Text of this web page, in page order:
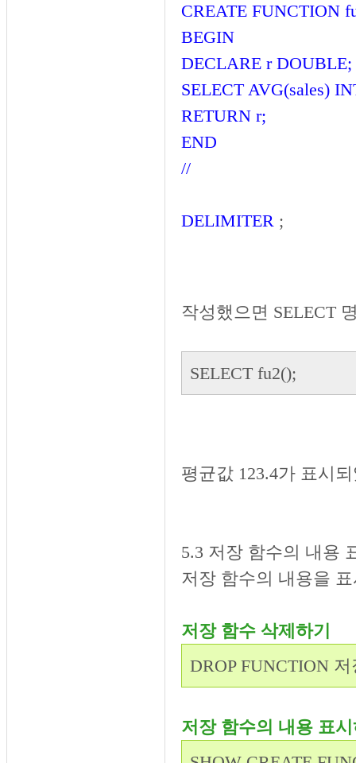
CREATE FUNCTION
BEGIN
DECLARE r DOUBLE;
SELECT AVG(sales)
RETURN r;
END
//
DELIMITER ;
작성했으면 SELECT
SELECT fu2();
평균값 123.4가 표시
5.3 저장 함수의 내용
저장 함수의 내용을
저장 함수 삭제하기
DROP FUNCTION
저장 함수의 내용 표